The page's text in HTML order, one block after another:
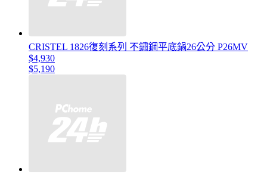
CRISTEL 1826復刻系列 不鏽鋼平底鍋26公分 P26MV
$4,930
$5,190